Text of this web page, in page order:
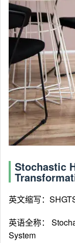
Stochastic
英文缩写：
英语全称：
System